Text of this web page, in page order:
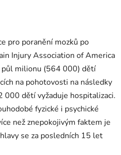
pro poranění mozků po
Injury Association of America
půl milionu (564 000) dětí
na pohotovosti na následky
000 dětí vyžaduje hospitalizaci.
fyzické i psychické
než znepokojivým faktem je
se za posledních 15 let